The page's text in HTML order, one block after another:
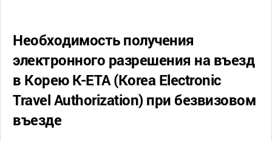
Необходимость получения
электронного разрешения на въезд
в Корею K-ETA (Korea Electronic
Travel Authorization) при безвизовом
въезде